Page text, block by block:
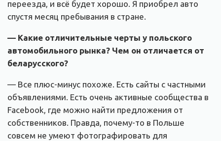
переезда, и всё будет хорошо. Я приобрел авто
спустя месяц пребывания в стране.
— Какие отличительные черты у польского
автомобильного рынка? Чем он отличается от
беларусского?
— Все плюс-минус похоже. Есть сайты с частными
объявлениями. Есть очень активные сообщества в
Facebook, где можно найти предложения от
собственников. Правда, почему-то в Польше
совсем не умеют фотографировать для